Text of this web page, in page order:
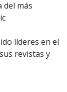
más
líderes en el
revistas y